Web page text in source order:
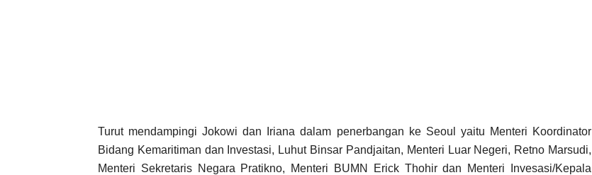
Turut mendampingi Jokowi dan Iriana dalam penerbangan ke Seoul yaitu Menteri Koordinator
Bidang Kemaritiman dan Investasi, Luhut Binsar Pandjaitan, Menteri Luar Negeri, Retno Marsudi,
Menteri Sekretaris Negara Pratikno, Menteri BUMN Erick Thohir dan Menteri Invesasi/Kepala